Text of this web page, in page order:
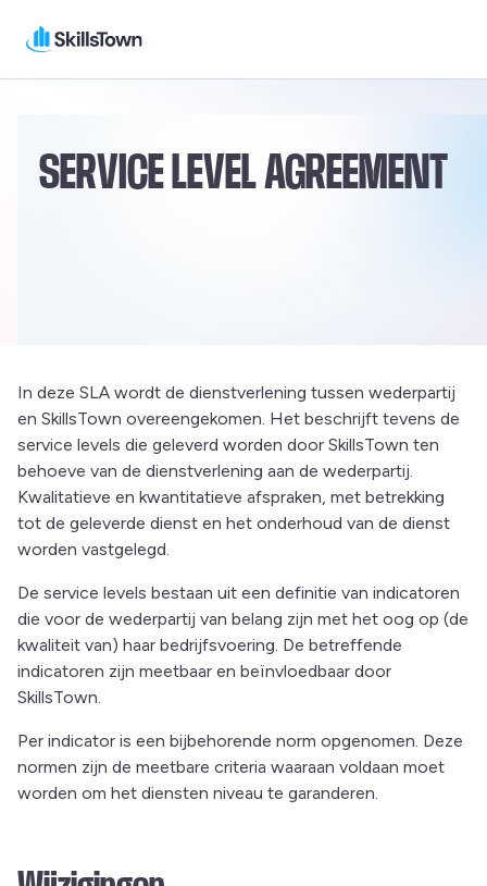
SERVICE LEVEL AGREEMENT
In deze SLA wordt de dienstverlening tussen wederpartij
en SkillsTown overeengekomen. Het beschrijft tevens de
service levels die geleverd worden door SkillsTown ten
behoeve van de dienstverlening aan de wederpartij.
Kwalitatieve en kwantitatieve afspraken, met betrekking
tot de geleverde dienst en het onderhoud van de dienst
worden vastgelegd.
De service levels bestaan uit een definitie van indicatoren
die voor de wederpartij van belang zijn met het oog op (de
kwaliteit van) haar bedrijfsvoering. De betreffende
indicatoren zijn meetbaar en beïnvloedbaar door
SkillsTown.
Per indicator is een bijbehorende norm opgenomen. Deze
normen zijn de meetbare criteria waaraan voldaan moet
worden om het diensten niveau te garanderen.